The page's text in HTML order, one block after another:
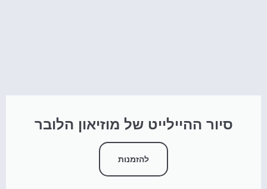
סיור ההיילייט של מוזיאון הלובר
להזמנות